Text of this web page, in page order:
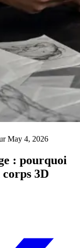
May 4, 2026
: pourquoi
3D